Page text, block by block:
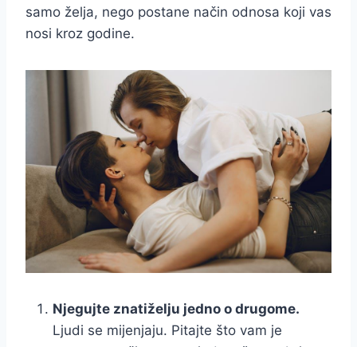
samo želja, nego postane način odnosa koji vas
nosi kroz godine.
Njegujte znatiželju jedno o drugome.
Ljudi se mijenjaju. Pitajte što vam je